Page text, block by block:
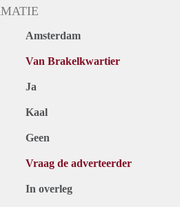
Amsterdam
Van Brakelkwartier
Ja
Kaal
Geen
Vraag de adverteerder
In overleg